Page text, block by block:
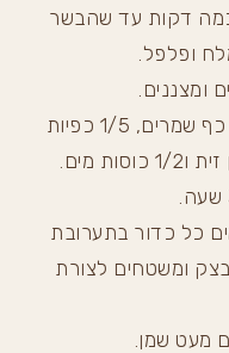
כמה דקות עד שהבשר
ופלפל.
4. מכינים בצק מ1/2 קילו קמח, כף שמרים, 1/5 כפיות
מלח, כפית סוכר, 3 כפות שמן זית ו1/2 כוסות מים.
וממלאים כל כדור בתערובת
הבצק ומשטחים לצורת